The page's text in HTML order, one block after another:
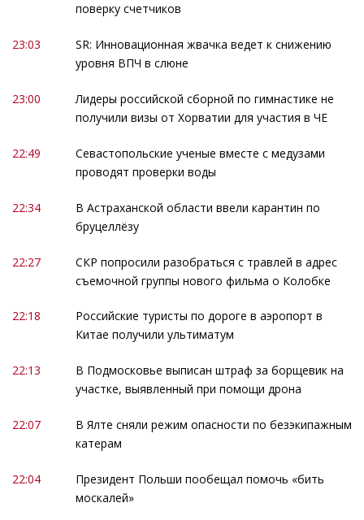
поверку счетчиков
23:03
SR: Инновационная жвачка ведет к снижению
уровня ВПЧ в слюне
23:00
Лидеры российской сборной по гимнастике не
получили визы от Хорватии для участия в ЧЕ
22:49
Севастопольские ученые вместе с медузами
проводят проверки воды
22:34
В Астраханской области ввели карантин по
бруцеллёзу
22:27
СКР попросили разобраться с травлей в адрес
съемочной группы нового фильма о Колобке
22:18
Российские туристы по дороге в аэропорт в
Китае получили ультиматум
22:13
В Подмосковье выписан штраф за борщевик на
участке, выявленный при помощи дрона
22:07
В Ялте сняли режим опасности по безэкипажным
катерам
22:04
Президент Польши пообещал помочь «бить
москалей»